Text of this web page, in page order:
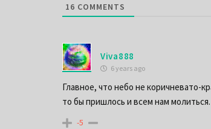
16 COMMENTS
Viva888
6 years ago
Главное, что небо не коричневато-
то бы пришлось и всем нам молиться.
-5